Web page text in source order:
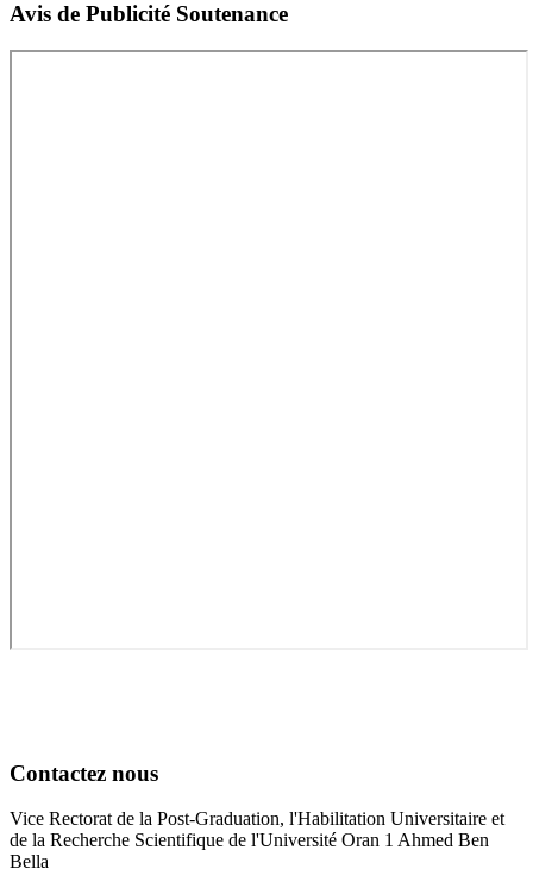
Avis de Publicité Soutenance
Contactez nous
Vice Rectorat de la Post-Graduation, l'Habilitation Universitaire et
de la Recherche Scientifique de l'Université Oran 1 Ahmed Ben
Bella